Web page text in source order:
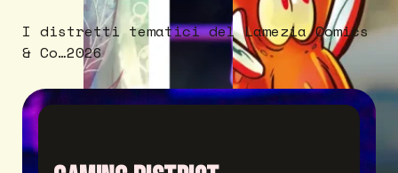
I distretti tematici del Lamezia Comics
& Co…2026